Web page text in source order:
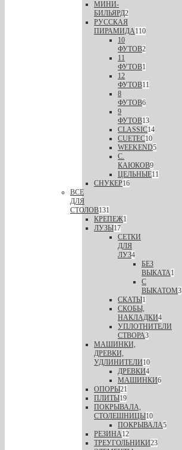
МИНИ-
БИЛЬЯРД2
РУССКАЯ
ПИРАМИДА110
10
ФУТОВ2
11
ФУТОВ1
12
ФУТОВ11
8
ФУТОВ6
9
ФУТОВ13
CLASSIC14
CUETEC10
WEEKEND5
С.
КАЮКОВ9
ЦЕЛЬНЫЕ11
СНУКЕР16
ВСЕ
ДЛЯ
СТОЛОВ131
КРЕПЕЖ1
ЛУЗЫ17
СЕТКИ
ДЛЯ
ЛУЗ4
БЕЗ
ВЫКАТА1
С
ВЫКАТОМ3
СКАТЫ1
СКОБЫ,
НАКЛАДКИ4
УПЛОТНИТЕЛИ
СТВОРА3
МАШИНКИ,
ДРЕВКИ,
УДЛИНИТЕЛИ10
ДРЕВКИ4
МАШИНКИ6
ОПОРЫ21
ПЛИТЫ19
ПОКРЫВАЛА,
СТОЛЕШНИЦЫ10
ПОКРЫВАЛА5
РЕЗИНА12
ТРЕУГОЛЬНИКИ23